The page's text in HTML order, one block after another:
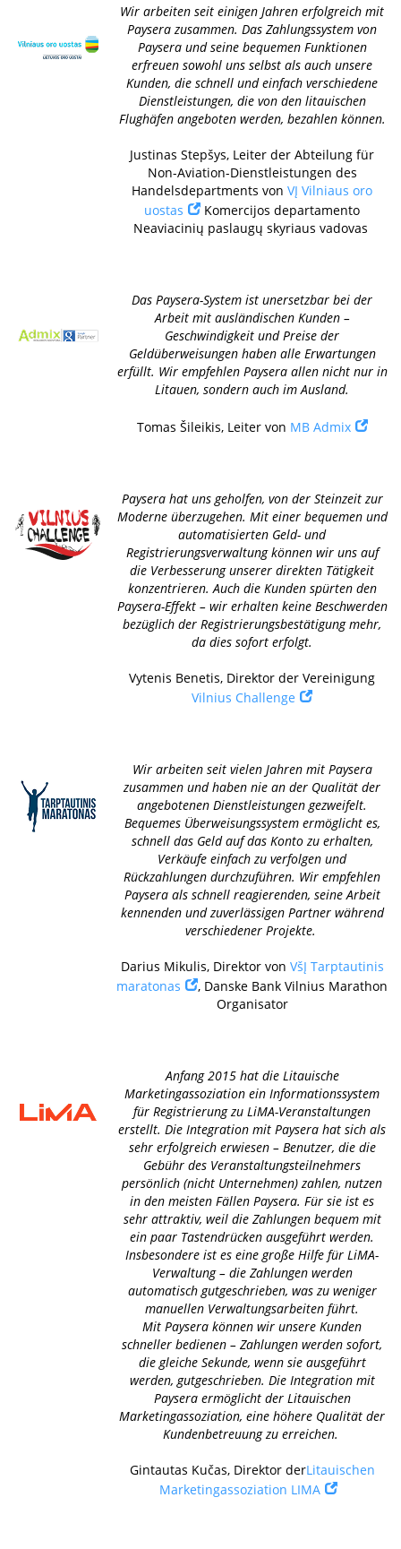
Wir arbeiten seit einigen Jahren erfolgreich mit
Paysera zusammen. Das Zahlungssystem von
Paysera und seine bequemen Funktionen
erfreuen sowohl uns selbst als auch unsere
Kunden, die schnell und einfach verschiedene
Dienstleistungen, die von den litauischen
Flughäfen angeboten werden, bezahlen können.
Justinas Stepšys, Leiter der Abteilung für
Non-Aviation-Dienstleistungen des
Handelsdepartments von VĮ Vilniaus oro
uostas
Komercijos departamento
Neaviacinių paslaugų skyriaus vadovas
Das Paysera-System ist unersetzbar bei der
Arbeit mit ausländischen Kunden –
Geschwindigkeit und Preise der
Geldüberweisungen haben alle Erwartungen
erfüllt. Wir empfehlen Paysera allen nicht nur in
Litauen, sondern auch im Ausland.
Tomas Šileikis, Leiter von MB Admix
Paysera hat uns geholfen, von der Steinzeit zur
Moderne überzugehen. Mit einer bequemen und
automatisierten Geld- und
Registrierungsverwaltung können wir uns auf
die Verbesserung unserer direkten Tätigkeit
konzentrieren. Auch die Kunden spürten den
Paysera-Effekt – wir erhalten keine Beschwerden
bezüglich der Registrierungsbestätigung mehr,
da dies sofort erfolgt.
Vytenis Benetis, Direktor der Vereinigung
Vilnius Challenge
Wir arbeiten seit vielen Jahren mit Paysera
zusammen und haben nie an der Qualität der
angebotenen Dienstleistungen gezweifelt.
Bequemes Überweisungssystem ermöglicht es,
schnell das Geld auf das Konto zu erhalten,
Verkäufe einfach zu verfolgen und
Rückzahlungen durchzuführen. Wir empfehlen
Paysera als schnell reagierenden, seine Arbeit
kennenden und zuverlässigen Partner während
verschiedener Projekte.
Darius Mikulis, Direktor von VšĮ Tarptautinis
maratonas
, Danske Bank Vilnius Marathon
Organisator
Anfang 2015 hat die Litauische
Marketingassoziation ein Informationssystem
für Registrierung zu LiMA-Veranstaltungen
erstellt. Die Integration mit Paysera hat sich als
sehr erfolgreich erwiesen – Benutzer, die die
Gebühr des Veranstaltungsteilnehmers
persönlich (nicht Unternehmen) zahlen, nutzen
in den meisten Fällen Paysera. Für sie ist es
sehr attraktiv, weil die Zahlungen bequem mit
ein paar Tastendrücken ausgeführt werden.
Insbesondere ist es eine große Hilfe für LiMA-
Verwaltung – die Zahlungen werden
automatisch gutgeschrieben, was zu weniger
manuellen Verwaltungsarbeiten führt.
Mit Paysera können wir unsere Kunden
schneller bedienen – Zahlungen werden sofort,
die gleiche Sekunde, wenn sie ausgeführt
werden, gutgeschrieben. Die Integration mit
Paysera ermöglicht der Litauischen
Marketingassoziation, eine höhere Qualität der
Kundenbetreuung zu erreichen.
Gintautas Kučas, Direktor derLitauischen
Marketingassoziation LIMA